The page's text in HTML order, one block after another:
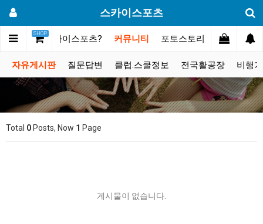
스카이스포츠
SHOP
메인 스카이스포츠? 커뮤니티 포토스토리 동영상갤러
자유게시판 질문답변 클럽.스쿨정보 전국활공장 비행
Total 0 Posts, Now 1 Page
게시물이 없습니다.